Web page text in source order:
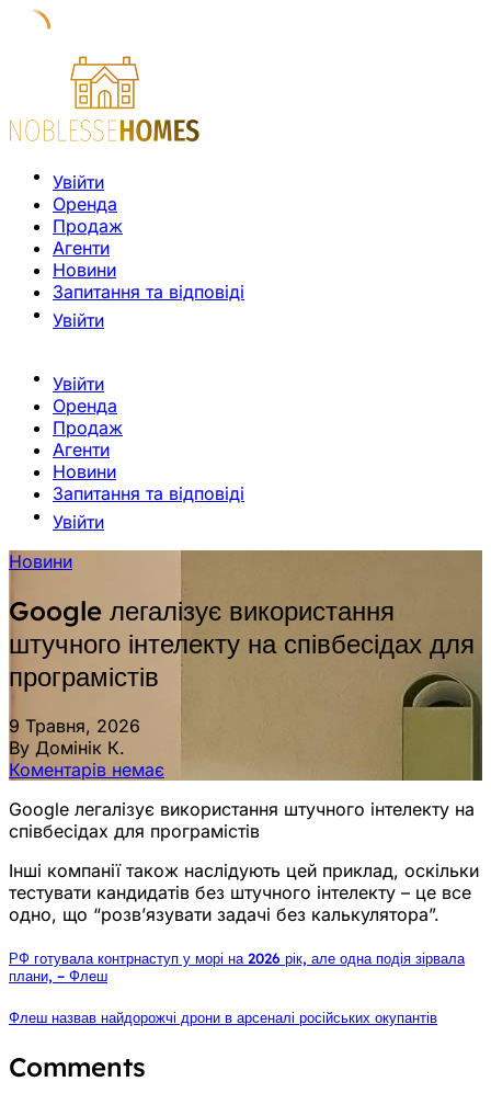
Увійти
Оренда
Продаж
Агенти
Новини
Запитання та відповіді
Увійти
Увійти
Оренда
Продаж
Агенти
Новини
Запитання та відповіді
Увійти
Новини
Google легалізує використання
штучного інтелекту на співбесідах для
програмістів
9 Травня, 2026
By Домінік К.
Коментарів немає
Google легалізує використання штучного інтелекту на
співбесідах для програмістів
Інші компанії також наслідують цей приклад, оскільки
тестувати кандидатів без штучного інтелекту – це все
одно, що “розв’язувати задачі без калькулятора”.
РФ готувала контрнаступ у морі на 2026 рік, але одна подія зірвала
плани, – Флеш
Флеш назвав найдорожчі дрони в арсеналі російських окупантів
Comments